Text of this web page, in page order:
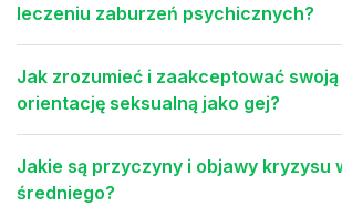
leczeniu zaburzeń psychicznych?
Jak zrozumieć i zaakceptować swoją
orientację seksualną jako gej?
Jakie są przyczyny i objawy kryzysu
średniego?